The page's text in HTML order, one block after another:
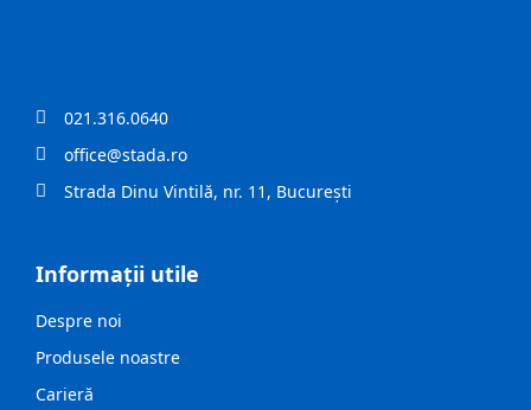
021.316.0640
office@stada.ro
Strada Dinu Vintilă, nr. 11, București
Informații utile
Despre noi
Produsele noastre
Carieră